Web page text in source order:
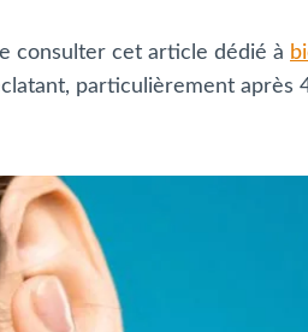
consulter cet article dédié à
particulièrement après